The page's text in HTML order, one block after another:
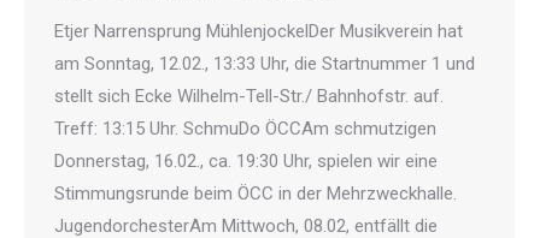
Etjer Narrensprung MühlenjockelDer Musikverein hat
am Sonntag, 12.02., 13:33 Uhr, die Startnummer 1 und
stellt sich Ecke Wilhelm-Tell-Str./ Bahnhofstr. auf.
Treff: 13:15 Uhr. SchmuDo ÖCCAm schmutzigen
Donnerstag, 16.02., ca. 19:30 Uhr, spielen wir eine
Stimmungsrunde beim ÖCC in der Mehrzweckhalle.
JugendorchesterAm Mittwoch, 08.02, entfällt die